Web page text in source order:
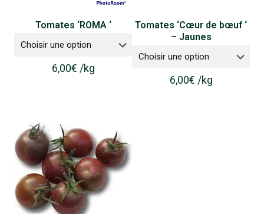
Tomates ‘ROMA ‘
6,00€ /kg
Tomates ‘Cœur de bœuf ‘
– Jaunes
6,00€ /kg